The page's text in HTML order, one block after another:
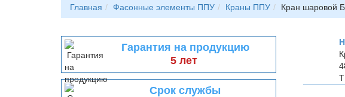
Главная Фасонные элементы ППУ Краны ППУ Кран шаровой
Гарантия на продукцию
5 лет
Срок службы